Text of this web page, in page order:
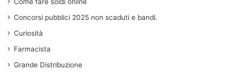
Come fare soldi online
Concorsi pubblici 2025 non scaduti e bandi.
Curiosità
Farmacista
Grande Distribuzione